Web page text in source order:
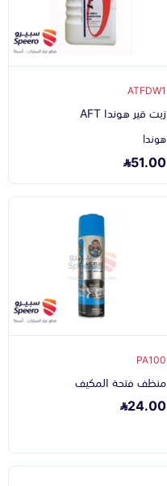
ATFDW1
زيت قير هوندا AFT
هوندا
51.00
PA100
منظف فتحة المكيف
24.00